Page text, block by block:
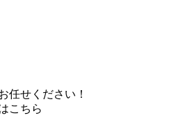
任せください！
こちら